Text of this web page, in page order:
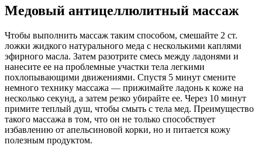
Медовый антицеллюлитный массаж
Чтобы выполнить массаж таким способом, смешайте 2 ст.
ложки жидкого натурального меда с несколькими каплями
эфирного масла. Затем разотрите смесь между ладонями и
нанесите ее на проблемные участки тела легкими
похлопывающими движениями. Спустя 5 минут смените
немного технику массажа — прижимайте ладонь к коже на
несколько секунд, а затем резко убирайте ее. Через 10 минут
примите теплый душ, чтобы смыть с тела мед. Преимущество
такого массажа в том, что он не только способствует
избавлению от апельсиновой корки, но и питается кожу
полезным продуктом.